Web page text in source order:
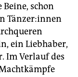
schon
Tän­ze­r:in­nen
ein Liebhaber,
Im Verlauf des